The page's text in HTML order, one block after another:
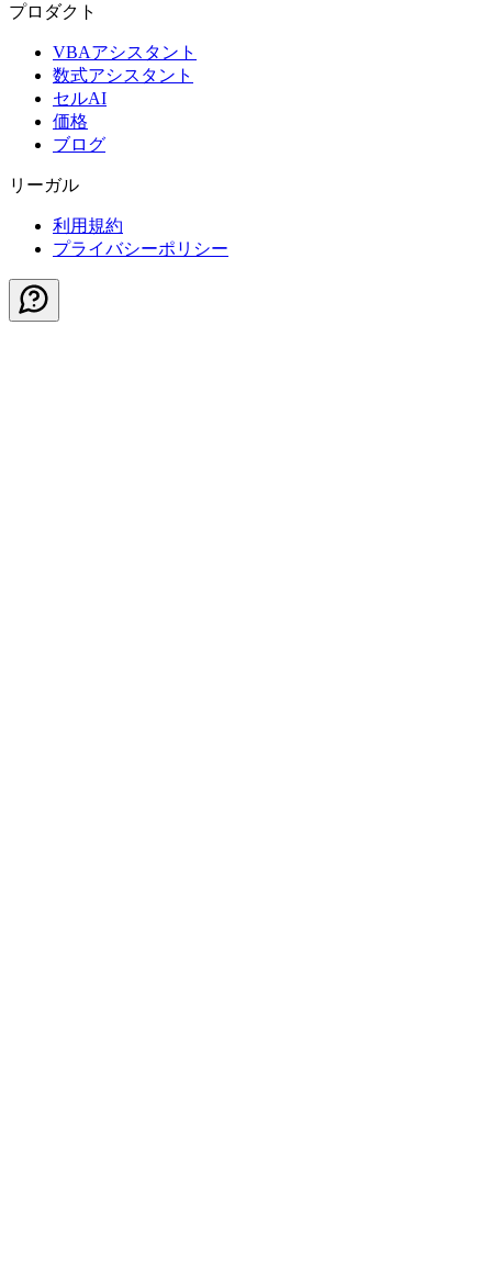
プロダクト
VBAアシスタント
数式アシスタント
セルAI
価格
ブログ
リーガル
利用規約
プライバシーポリシー